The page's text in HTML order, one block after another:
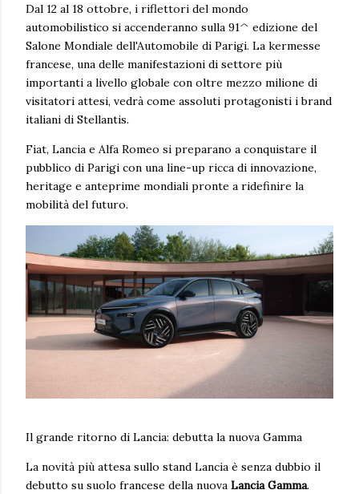
Dal 12 al 18 ottobre, i riflettori del mondo
automobilistico si accenderanno sulla 91^ edizione del
Salone Mondiale dell'Automobile di Parigi. La kermesse
francese, una delle manifestazioni di settore più
importanti a livello globale con oltre mezzo milione di
visitatori attesi, vedrà come assoluti protagonisti i brand
italiani di Stellantis.
Fiat, Lancia e Alfa Romeo si preparano a conquistare il
pubblico di Parigi con una line-up ricca di innovazione,
heritage e anteprime mondiali pronte a ridefinire la
mobilità del futuro.
Il grande ritorno di Lancia: debutta la nuova Gamma
La novità più attesa sullo stand Lancia è senza dubbio il
debutto su suolo francese della nuova Lancia Gamma.